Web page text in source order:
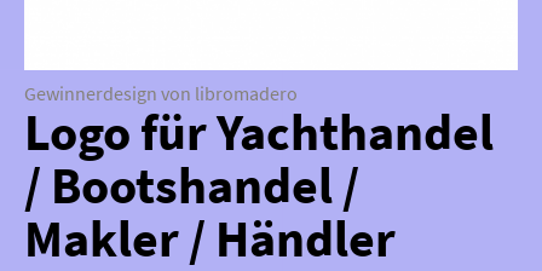
Gewinnerdesign von libromadero
Logo für Yachthandel
/ Bootshandel /
Makler / Händler